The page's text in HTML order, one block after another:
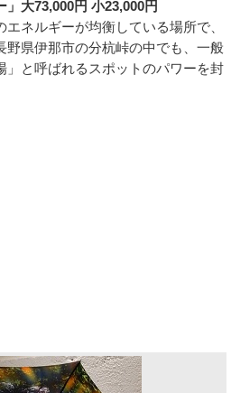
」大73,000円 小23,000円
ネルギーが均衡している場所で、
野県伊那市の分杭峠の中でも、一般
」と呼ばれるスポットのパワーを封